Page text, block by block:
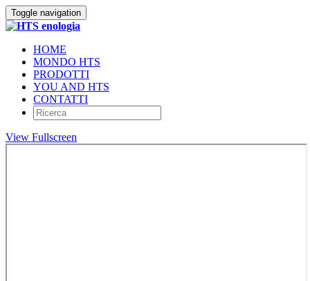
Toggle navigation
HOME
MONDO HTS
PRODOTTI
YOU AND HTS
CONTATTI
View Fullscreen